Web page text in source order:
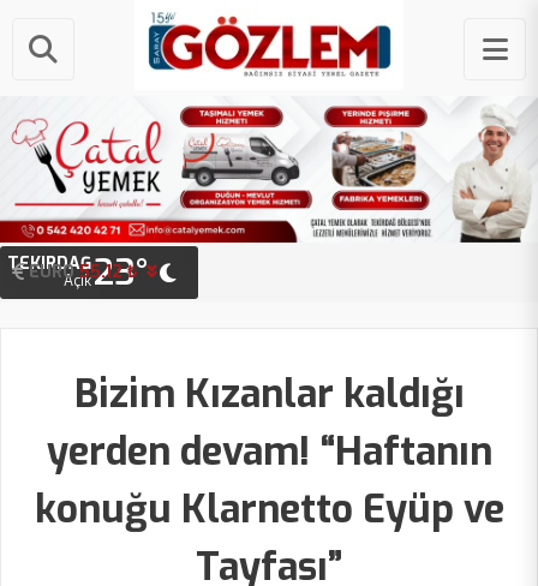
EURO 55.12 ₺
STERLIN 64.52 ₺
TEKIRDAĞ
Açık23°
Bizim Kızanlar kaldığı
yerden devam! “Haftanın
konuğu Klarnetto Eyüp ve
Tayfası”